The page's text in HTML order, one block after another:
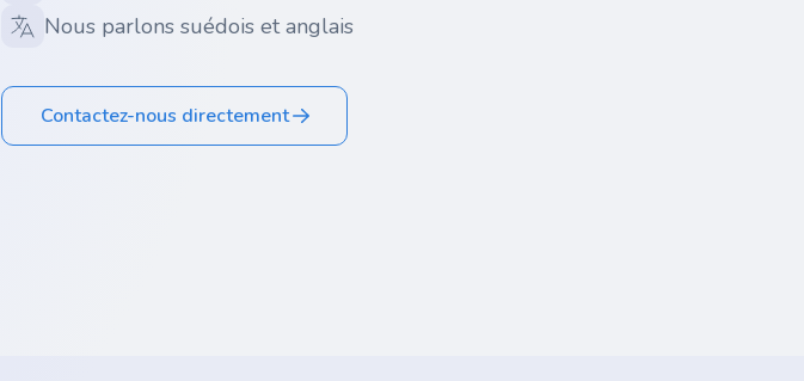
Nous parlons suédois et anglais
Contactez-nous directement